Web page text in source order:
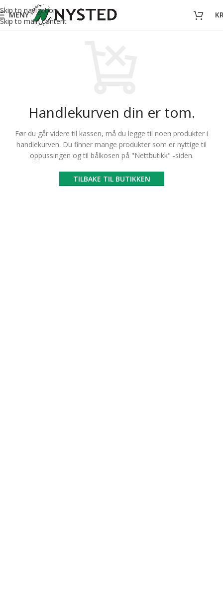
Skip to navigation
Skip to main content
MENY
Handlekurven din er tom.
Før du går videre til kassen, må du legge til noen produkter i
handlekurven. Du finner mange produkter som er nyttige til
oppussingen og til bålkosen på "Nettbutikk" -siden.
TILBAKE TIL BUTIKKEN